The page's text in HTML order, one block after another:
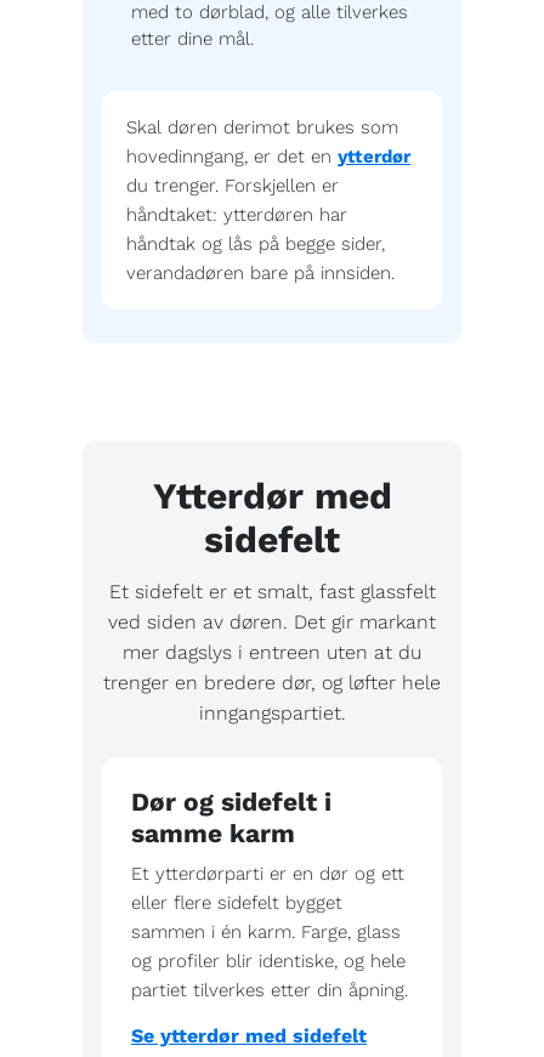
med to dørblad, og alle tilverkes
etter dine mål.
Skal døren derimot brukes som
hovedinngang, er det en ytterdør
du trenger. Forskjellen er
håndtaket: ytterdøren har
håndtak og lås på begge sider,
verandadøren bare på innsiden.
Ytterdør med
sidefelt
Et sidefelt er et smalt, fast glassfelt
ved siden av døren. Det gir markant
mer dagslys i entreen uten at du
trenger en bredere dør, og løfter hele
inngangspartiet.
Dør og sidefelt i
samme karm
Et ytterdørparti er en dør og ett
eller flere sidefelt bygget
sammen i én karm. Farge, glass
og profiler blir identiske, og hele
partiet tilverkes etter din åpning.
Se ytterdør med sidefelt